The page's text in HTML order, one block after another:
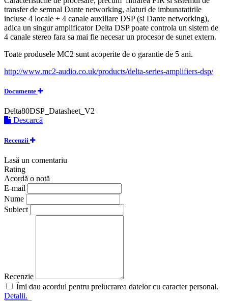
transfer de semnal Dante networking, alaturi de imbunatatirile
incluse 4 locale + 4 canale auxiliare DSP (si Dante networking),
adica un singur amplificator Delta DSP poate controla un sistem de
4 canale stereo fara sa mai fie necesar un procesor de sunet extern.
Toate produsele MC2 sunt acoperite de o garantie de 5 ani.
http://www.mc2-audio.co.uk/products/delta-series-amplifiers-dsp/
Documente
Delta80DSP_Datasheet_V2
Descarcă
Recenzii
Lasă un comentariu
Rating
Acordă o notă
E-mail
Nume
Subiect
Recenzie
Îmi dau acordul pentru prelucrarea datelor cu caracter personal.
Detalii.